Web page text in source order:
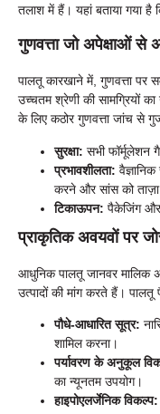
तलाश में हैं। यहां बताया गया है
गुणवत्ता जो अपेक्षाओं से
पालतू कारखाने में, गुणवत्ता पर
उच्चतम श्रेणी की सामग्रियों
के लिए कठोर गुणवत्ता जांच से
सुरक्षा: सभी फॉर्मूलेशन
प्रभावशीलता:
करने और सांस को
टिकाऊपन: पैकेजिंग और
प्राकृतिक अवयवों पर
आधुनिक पालतू जानवर मालिक
उत्पादों की मांग करते हैं। पालतू
पौधे-आधारित सूत्र:
शामिल करना।
पर्यावरण के अनुकूल
का न्यूनतम उपयोग।
हाइपोएलर्जेनिक विकल्प: